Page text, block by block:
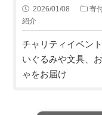
2026/01/08
寄
紹介
チャリティイベン
いぐるみや文具、
ゃをお届け